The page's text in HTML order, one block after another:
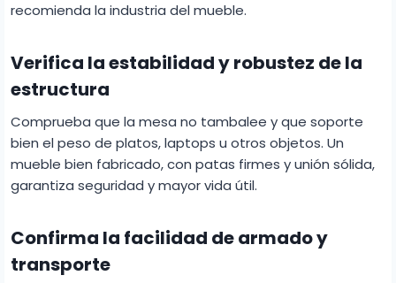
recomienda la industria del mueble.
Verifica la estabilidad y robustez de la
estructura
Comprueba que la mesa no tambalee y que soporte
bien el peso de platos, laptops u otros objetos. Un
mueble bien fabricado, con patas firmes y unión sólida,
garantiza seguridad y mayor vida útil.
Confirma la facilidad de armado y
transporte